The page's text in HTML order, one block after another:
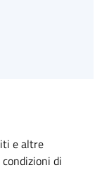
e altre
di